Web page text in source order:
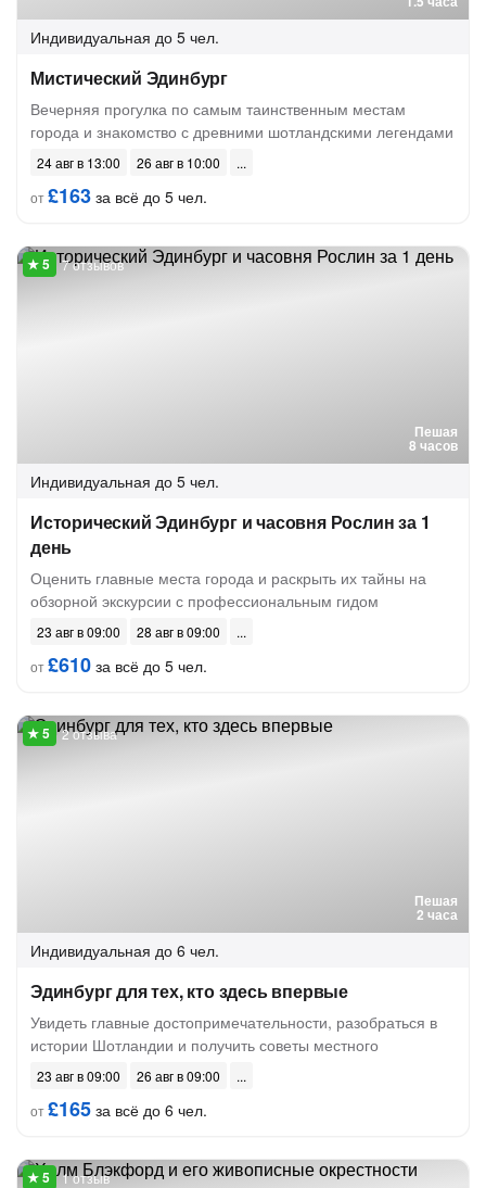
Индивидуальная до 5 чел.
Мистический Эдинбург
Вечерняя прогулка по самым таинственным местам
города и знакомство с древними шотландскими легендами
24 авг в 13:00
26 авг в 10:00
от£163 за всё до 5 чел.
Пешая
8 часов
7 отзывов
Индивидуальная до 5 чел.
Исторический Эдинбург и часовня Рослин за 1
день
Оценить главные места города и раскрыть их тайны на
обзорной экскурсии с профессиональным гидом
23 авг в 09:00
28 авг в 09:00
от£610 за всё до 5 чел.
Пешая
2 часа
2 отзыва
Индивидуальная до 6 чел.
Эдинбург для тех, кто здесь впервые
Увидеть главные достопримечательности, разобраться в
истории Шотландии и получить советы местного
23 авг в 09:00
26 авг в 09:00
от£165 за всё до 6 чел.
1 отзыв